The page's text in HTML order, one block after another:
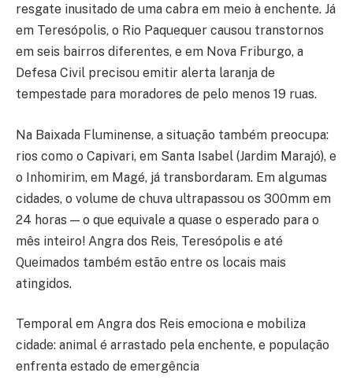
resgate inusitado de uma cabra em meio à enchente. Já
em Teresópolis, o Rio Paquequer causou transtornos
em seis bairros diferentes, e em Nova Friburgo, a
Defesa Civil precisou emitir alerta laranja de
tempestade para moradores de pelo menos 19 ruas.
Na Baixada Fluminense, a situação também preocupa:
rios como o Capivari, em Santa Isabel (Jardim Marajó), e
o Inhomirim, em Magé, já transbordaram. Em algumas
cidades, o volume de chuva ultrapassou os 300mm em
24 horas — o que equivale a quase o esperado para o
mês inteiro! Angra dos Reis, Teresópolis e até
Queimados também estão entre os locais mais
atingidos.
Temporal em Angra dos Reis emociona e mobiliza
cidade: animal é arrastado pela enchente, e população
enfrenta estado de emergência